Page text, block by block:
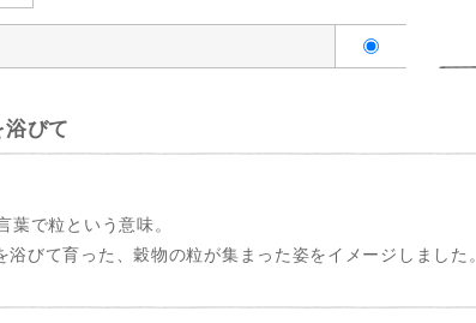
びて
葉で粒という意味。
びて育った、穀物の粒が集まった姿をイメージしました。